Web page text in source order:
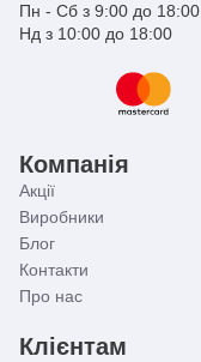
Пн - Сб з 9:00 до 18:00
Нд з 10:00 до 18:00
Компанія
Акції
Виробники
Блог
Контакти
Про нас
Клієнтам